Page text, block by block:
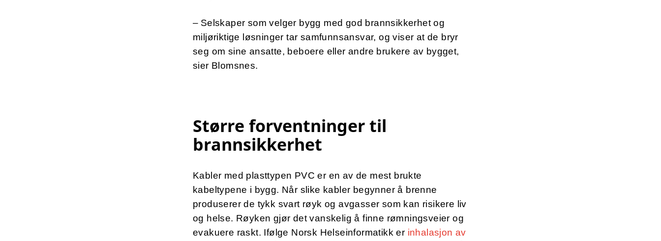
– Selskaper som velger bygg med god brannsikkerhet og
miljøriktige løsninger tar samfunnsansvar, og viser at de bryr
seg om sine ansatte, beboere eller andre brukere av bygget,
sier Blomsnes.
Større forventninger til
brannsikkerhet
Kabler med plasttypen PVC er en av de mest brukte
kabeltypene i bygg. Når slike kabler begynner å brenne
produserer de tykk svart røyk og avgasser som kan risikere liv
og helse. Røyken gjør det vanskelig å finne rømningsveier og
evakuere raskt. Ifølge Norsk Helseinformatikk er inhalasjon av